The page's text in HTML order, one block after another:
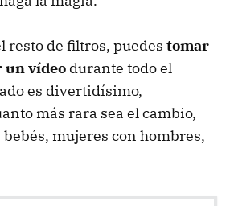
resto de filtros, puedes tomar
un vídeo durante todo el
es divertidísimo,
más rara sea el cambio,
mujeres con hombres,